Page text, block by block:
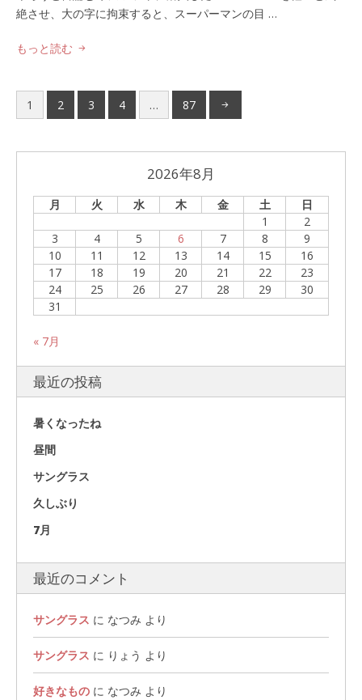
絶させ、大の字に拘束すると、スーパーマンの目 …
もっと読む
1 2 3 4 … 87
2026年8月
月 火 水 木 金 土
日
1
2
3
4 5 6 7 8
9
10
11 12 13 14 15
16
17
18 19 20 21 22
23
24
25 26 27 28 29
30
31
« 7月
最近の投稿
暑くなったね
昼間
サングラス
久しぶり
7月
最近のコメント
サングラス に なつみ より
サングラス に りょう より
好きなもの に なつみ より